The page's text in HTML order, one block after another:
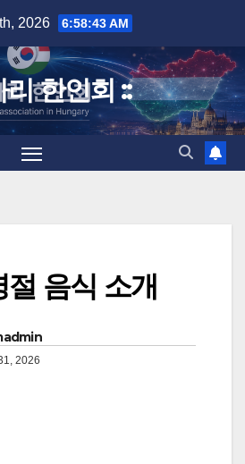
2026 6:58:44 AM
리 한인회 ::
절 음식 소개
2026